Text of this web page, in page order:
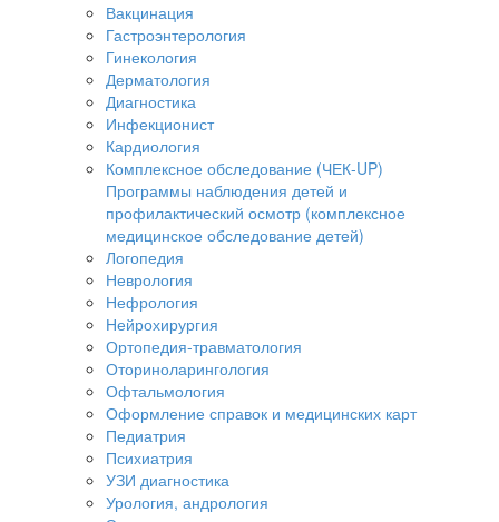
Вакцинация
Гастроэнтерология
Гинекология
Дерматология
Диагностика
Инфекционист
Кардиология
Комплексное обследование (ЧЕК-UP)
Программы наблюдения детей и
профилактический осмотр (комплексное
медицинское обследование детей)
Логопедия
Неврология
Нефрология
Нейрохирургия
Ортопедия-травматология
Оториноларингология
Офтальмология
Оформление справок и медицинских карт
Педиатрия
Психиатрия
УЗИ диагностика
Урология, андрология